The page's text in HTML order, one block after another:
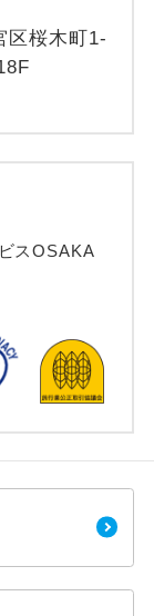
区桜木町1-
スOSAKA